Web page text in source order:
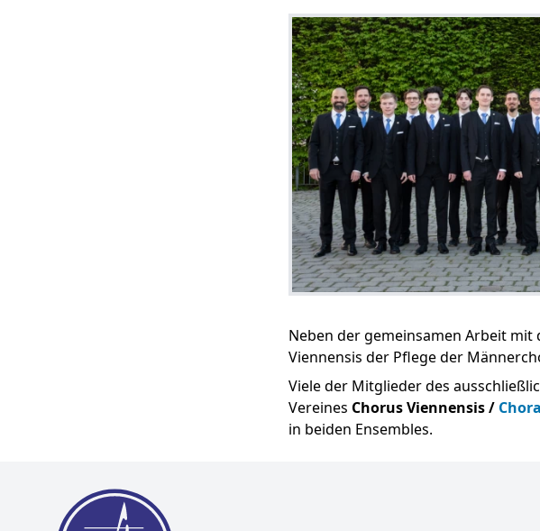
Neben der gemeinsamen Arbeit mit
Viennensis der Pflege der
Viele der Mitglieder des
Vereines Chorus Viennensis /
in beiden Ensembles.